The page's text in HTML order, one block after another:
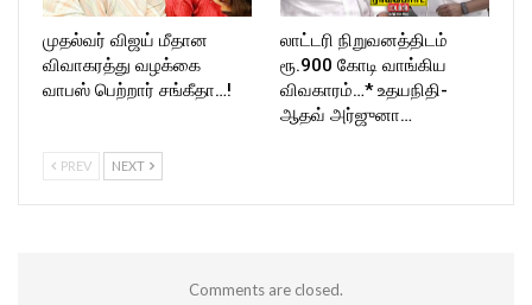
முதல்வர் விஜய் மீதான
விவாகரத்து வழக்கை
வாபஸ் பெற்றார் சங்கீதா…!
லாட்டரி நிறுவனத்திடம்
ரூ.900 கோடி வாங்கிய
விவகாரம்…* உதயநிதி-
ஆதவ் அர்ஜுனா…
PREV NEXT
Comments are closed.